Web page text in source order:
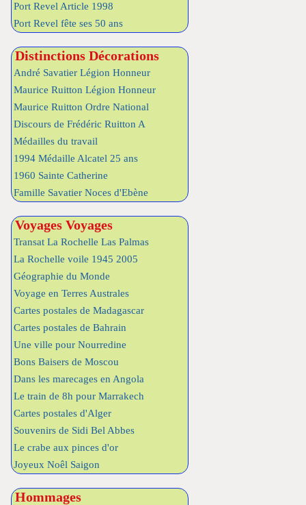
Port Revel Article 1998
Port Revel fête ses 50 ans
Distinctions Décorations
André Savatier Légion Honneur
Maurice Ruitton Légion Honneur
Maurice Ruitton Ordre National
Discours de Frédéric Ruitton A
Médailles du travail
1994 Médaille Alcatel 25 ans
1960 Sainte Catherine
Famille Savatier Noces d'Ebène
Voyages Voyages
Transat La Rochelle Las Palmas
La Rochelle voile 1945 2005
Géographie du Monde
Voyage en Terres Australes
Cartes postales de Madagascar
Cartes postales de Bahrain
Une ville pour Nourredine
Bons Baisers de Moscou
Dans les marecages en Angola
Le train de 8h pour Marrakech
Cartes postales d'Alger
Souvenirs de Sidi Bel Abbes
Le crabe aux pinces d'or
Joyeux Noêl Saigon
Hommages